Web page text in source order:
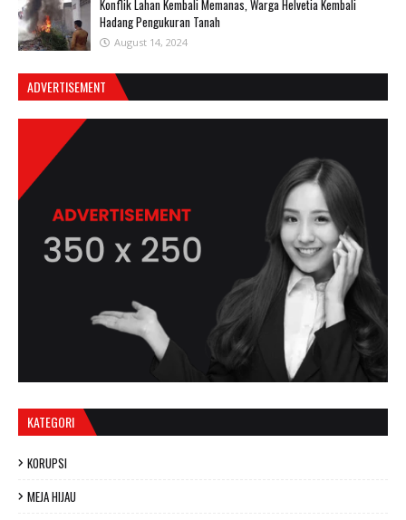
Konflik Lahan Kembali Memanas, Warga Helvetia Kembali
Hadang Pengukuran Tanah
August 14, 2024
ADVERTISEMENT
KATEGORI
KORUPSI
MEJA HIJAU